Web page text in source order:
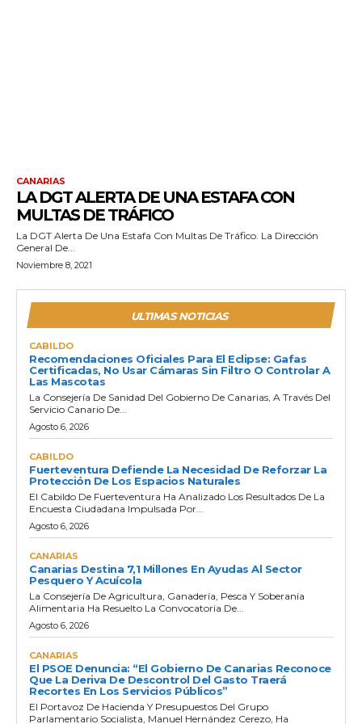
CANARIAS
LA DGT ALERTA DE UNA ESTAFA CON
MULTAS DE TRÁFICO
La DGT Alerta De Una Estafa Con Multas De Tráfico. La Dirección
General De...
Noviembre 8, 2021
ULTIMAS NOTICIAS
CABILDO
Recomendaciones Oficiales Para El Eclipse: Gafas
Certificadas, No Usar Cámaras Sin Filtro O Controlar A
Las Mascotas
La Consejería De Sanidad Del Gobierno De Canarias, A Través Del
Servicio Canario De...
Agosto 6, 2026
CABILDO
Fuerteventura Defiende La Necesidad De Reforzar La
Protección De Los Espacios Naturales
El Cabildo De Fuerteventura Ha Analizado Los Resultados De La
Encuesta Ciudadana Impulsada Por...
Agosto 6, 2026
CANARIAS
Canarias Destina 7,1 Millones En Ayudas Al Sector
Pesquero Y Acuícola
La Consejería De Agricultura, Ganadería, Pesca Y Soberanía
Alimentaria Ha Resuelto La Convocatoria De...
Agosto 6, 2026
CANARIAS
El PSOE Denuncia: “El Gobierno De Canarias Reconoce
Que La Deriva De Descontrol Del Gasto Traerá
Recortes En Los Servicios Públicos”
El Portavoz De Hacienda Y Presupuestos Del Grupo
Parlamentario Socialista, Manuel Hernández Cerezo, Ha